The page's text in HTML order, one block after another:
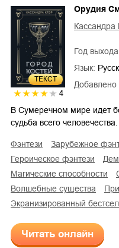
ТЕКСТ
4
Добавлено
Орудия
Кассандра
Год
Язык:
В Сумеречном мире идет
судьба всего
фэнтези зарубежное
героическое фэнтези
магические способности
волшебные существа
экранизированный
Читать онлайн